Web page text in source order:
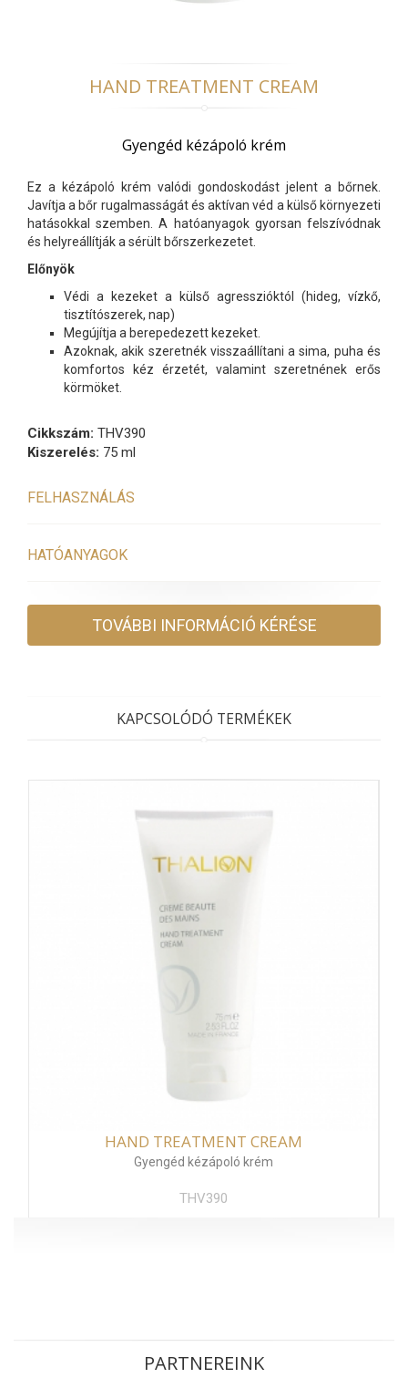
HAND TREATMENT CREAM
Gyengéd kézápoló krém
Ez a kézápoló krém valódi gondoskodást jelent a bőrnek.
Javítja a bőr rugalmasságát és aktívan véd a külső környezeti
hatásokkal szemben. A hatóanyagok gyorsan felszívódnak
és helyreállítják a sérült bőrszerkezetet.
Előnyök
Védi a kezeket a külső agresszióktól (hideg, vízkő,
tisztítószerek, nap)
Megújítja a berepedezett kezeket.
Azoknak, akik szeretnék visszaállítani a sima, puha és
komfortos kéz érzetét, valamint szeretnének erős
körmöket.
Cikkszám: THV390
Kiszerelés: 75 ml
FELHASZNÁLÁS
HATÓANYAGOK
TOVÁBBI INFORMÁCIÓ KÉRÉSE
KAPCSOLÓDÓ TERMÉKEK
HAND TREATMENT CREAM
Gyengéd kézápoló krém
THV390
PARTNEREINK